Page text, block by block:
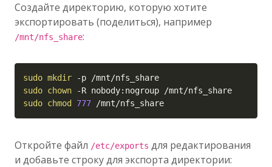
Создайте директорию, которую хотите
экспортировать (поделиться), например
/mnt/nfs_share:
sudo mkdir -p
sudo chown -R
sudo chmod 777 /mnt/nfs_share
Откройте файл /etc/exports для редактирования
и добавьте строку для экспорта директории: